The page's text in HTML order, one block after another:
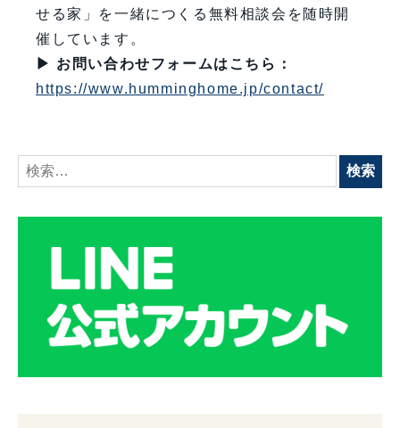
せる家」を一緒につくる無料相談会を随時開
催しています。
▶ お問い合わせフォームはこちら：
https://www.humminghome.jp/contact/
検
索: